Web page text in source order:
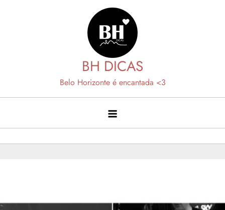
BH DICAS
Belo Horizonte é encantada <3